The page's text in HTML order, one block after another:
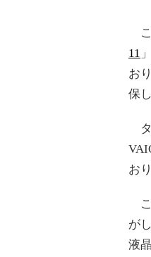
こ
11
お
保
タ
お
こ
が
液